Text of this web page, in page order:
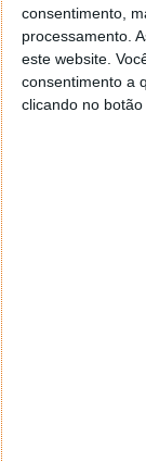
consentimento,
processamento.
este website.
consentimento a
clicando no